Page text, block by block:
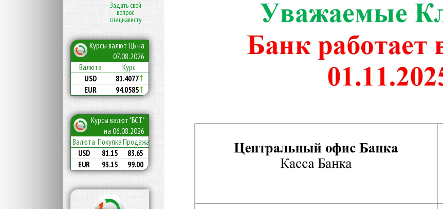
Задать свой
вопрос
специалисту
Курсы валют ЦБ на
07.08.2026
Валюта Курс
USD 81.4077
EUR 94.0585
Курсы валют "БСТ"
на 06.08.2026
Валюта ПокупкаПродажа
USD
81.15
83.65
EUR
93.15 99.00